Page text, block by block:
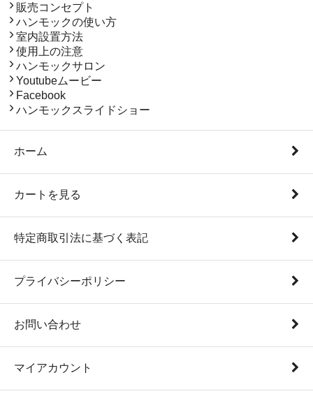
販売コンセプト
ハンモックの使い方
室内設置方法
使用上の注意
ハンモックサロン
Youtubeムービー
Facebook
ハンモックスライドショー
ホーム
カートを見る
特定商取引法に基づく表記
プライバシーポリシー
お問い合わせ
マイアカウント